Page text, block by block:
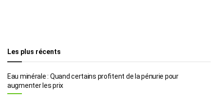
Les plus récents
Eau minérale : Quand certains profitent de la pénurie pour
augmenter les prix